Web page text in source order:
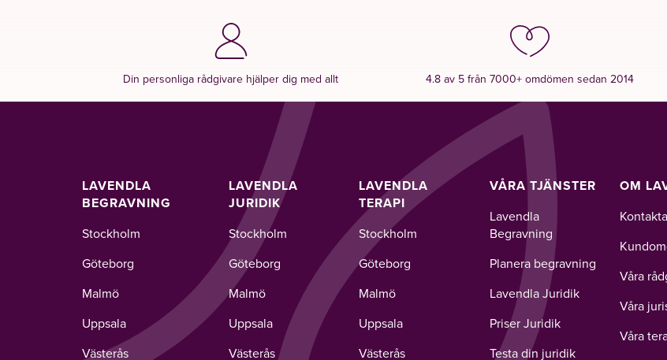
Din personliga rådgivare hjälper dig med allt 4.8 av 5 från 7000+ omdömen sedan 2014
LAVENDLA
BEGRAVNING
Stockholm
Göteborg
Malmö
Uppsala
Västerås
LAVENDLA
JURIDIK
Stockholm
Göteborg
Malmö
Uppsala
Västerås
LAVENDLA
TERAPI
Stockholm
Göteborg
Malmö
Uppsala
Västerås
VÅRA TJÄNSTER
Lavendla
Begravning
Planera begravning
Lavendla Juridik
Priser Juridik
Testa din juridik
OM
Våra
Våra
Våra